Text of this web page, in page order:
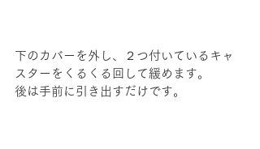
下のカバーを外し、２つ付いているキャ
スターをくるくる回して緩めます。
後は手前に引き出すだけです。